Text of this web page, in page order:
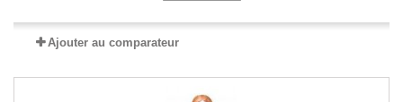
Ajouter au comparateur